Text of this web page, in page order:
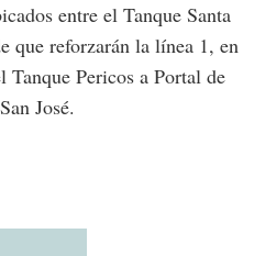
entre el Tanque Santa
que reforzarán la línea 1, en
Pericos a Portal de
José.